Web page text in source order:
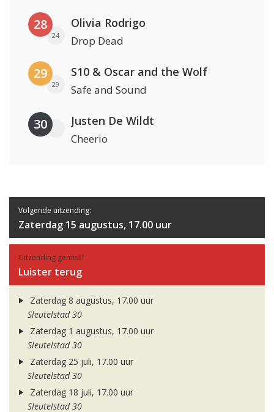
28
24
Olivia Rodrigo
Drop Dead
29
29
S10 & Oscar and the Wolf
Safe and Sound
30 Justen De Wildt
Cheerio
Volgende uitzending:
Zaterdag 15 augustus, 17.00 uur
Uitzending gemist?
Luister terug
Zaterdag 8 augustus, 17.00 uur
Sleutelstad 30
Zaterdag 1 augustus, 17.00 uur
Sleutelstad 30
Zaterdag 25 juli, 17.00 uur
Sleutelstad 30
Zaterdag 18 juli, 17.00 uur
Sleutelstad 30